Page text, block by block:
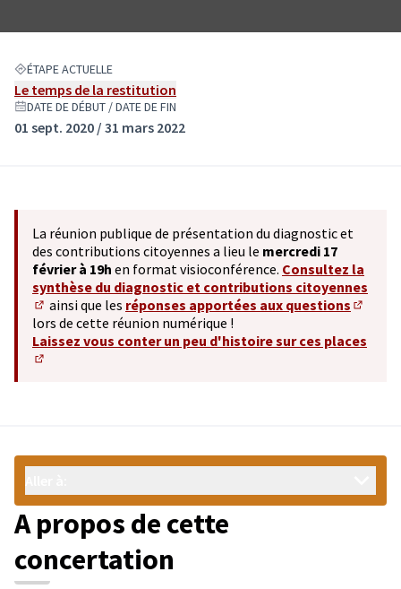
ÉTAPE ACTUELLE
Le temps de la restitution
DATE DE DÉBUT / DATE DE FIN
01 sept. 2020 / 31 mars 2022
La réunion publique de présentation du diagnostic et
des contributions citoyennes a lieu le mercredi 17
février à 19h en format visioconférence. Consultez la
synthèse du diagnostic et contributions citoyennes
(S'ouvre dans un nouvel onglet)
ainsi que les réponses apportées aux questions
lors de cette réunion numérique !
Laissez vous conter un peu d'histoire sur ces places
A propos de cette
concertation